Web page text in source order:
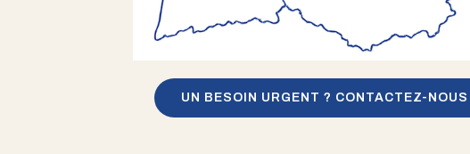
UN BESOIN URGENT ? CONTACTEZ-NOUS